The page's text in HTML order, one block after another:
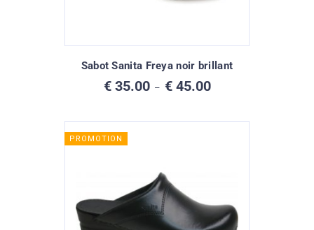
Sabot Sanita Freya noir brillant
€35.00 – €45.00Plage
€ 35.00
PROMOTION